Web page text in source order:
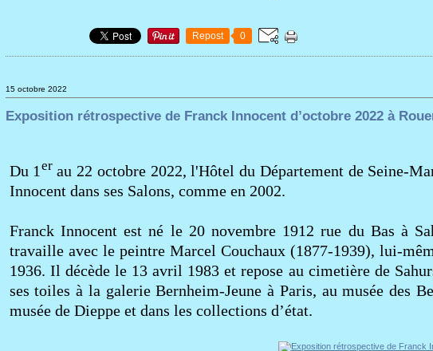
Repost 0
15 octobre 2022
Exposition rétrospective de Franck Innocent d’octobre 2022 à
Du 1 erau 22 octobre 2022, l'Hôtel du Département de Seine-
Innocent dans ses Salons, comme en 2002.
Franck Innocent est né le 20 novembre 1912 rue du Bas à
travaille avec le peintre Marcel Couchaux (1877-1939), lui-
1936. Il décède le 13 avril 1983 et repose au cimetière de
ses toiles à la galerie Bernheim-Jeune à Paris, au musée des
musée de Dieppe et dans les collections d’état.